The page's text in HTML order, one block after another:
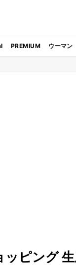
PREMIUM ウーマン
ピング